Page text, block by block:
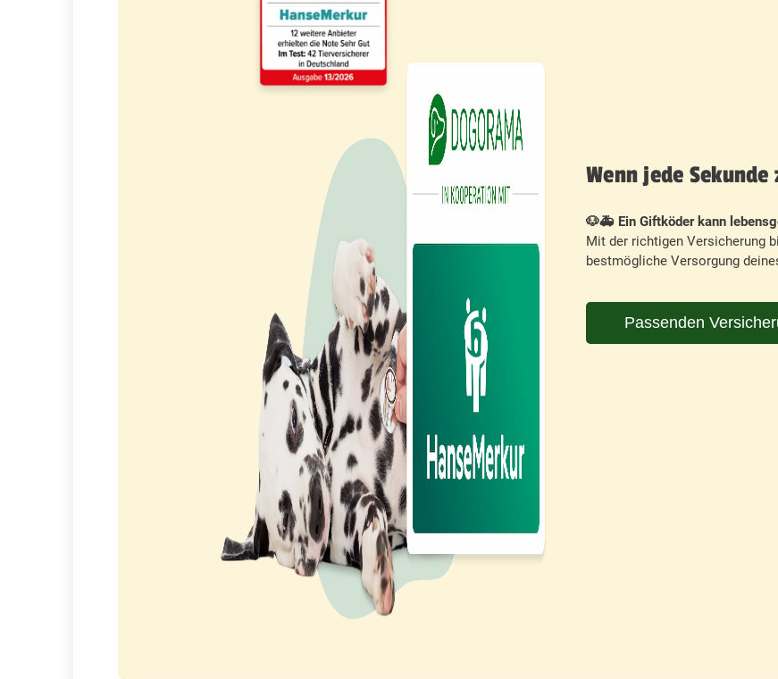
Wenn jede
🐶🚑 Ein Giftköder kann
Mit der richtigen Versicherung
bestmögliche Versorgung
Passenden